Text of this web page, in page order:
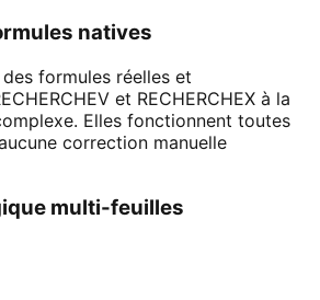
natives
formules réelles et
et RECHERCHEX à la
Elles fonctionnent toutes
correction manuelle
multi-feuilles